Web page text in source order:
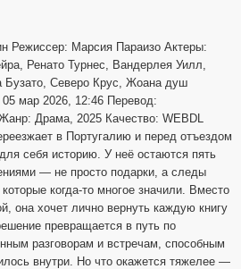
Режиссер: Марсия Параизо Актеры:
Ренато Турнес, Вандерлея Уилл,
Бузато, Северо Крус, Жоана душ
мар 2026, 12:46 Перевод:
Драма, 2025 Качество: WEBDL
в Португалию и перед отъездом
себя историю. У неё остаются пять
— не просто подарки, а следы
когда-то многое значили. Вместо
она хочет лично вернуть каждую книгу
превращается в путь по
разговорам и встречам, способным
внутри. Но что окажется тяжелее —